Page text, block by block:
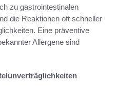
zu gastrointestinalen
die Reaktionen oft schneller
Eine präventive
Allergene sind